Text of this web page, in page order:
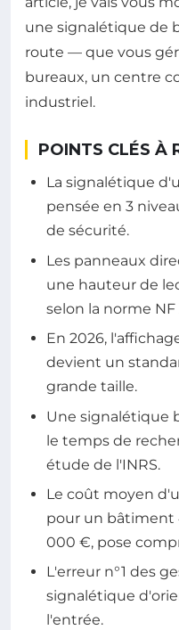
une signalétique de
route — que vous
bureaux, un centre
industriel.
POINTS CLÉS À
La signalétique
pensée en 3
de sécurité.
Les panneaux
une hauteur de
selon la norme NF
En 2026,
devient un
grande taille.
Une signalétique
le temps de
étude de l'INRS.
Le coût moyen
pour un bâtiment
000 €, pose
L'erreur n°1 des
signalétique
l'entrée.